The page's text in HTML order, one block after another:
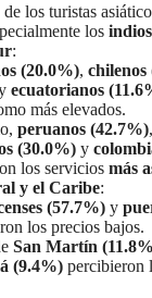
de los turistas
los
:
(20.0%), chilenos
ecuatorianos
más elevados.
peruanos (42.7%),
(30.0%) y
los servicios más
y el Caribe:
(57.7%) y
los precios bajos.
San Martín
(9.4%) percibieron